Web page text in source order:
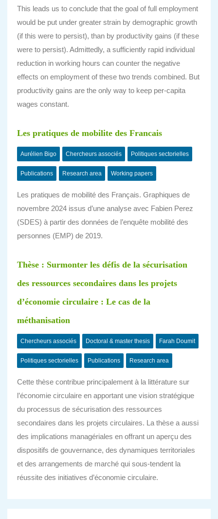
This leads us to conclude that the goal of full employment
would be put under greater strain by demographic growth
(if this were to persist), than by productivity gains (if these
were to persist). Admittedly, a sufficiently rapid individual
reduction in working hours can counter the negative
effects on employment of these two trends combined. But
productivity gains are the only way to keep per-capita
wages constant.
Les pratiques de mobilite des Francais
Aurélien Bigo Chercheurs associés Politiques sectorielles
Publications Research area Working papers
Les pratiques de mobilité des Français. Graphiques de
novembre 2024 issus d’une analyse avec Fabien Perez
(SDES) à partir des données de l’enquête mobilité des
personnes (EMP) de 2019.
Thèse : Surmonter les défis de la sécurisation
des ressources secondaires dans les projets
d’économie circulaire : Le cas de la
méthanisation
Chercheurs associés Doctoral & master thesis Farah Doumit
Politiques sectorielles Publications Research area
Cette thèse contribue principalement à la littérature sur
l’économie circulaire en apportant une vision stratégique
du processus de sécurisation des ressources
secondaires dans les projets circulaires. La thèse a aussi
des implications managériales en offrant un aperçu des
dispositifs de gouvernance, des dynamiques territoriales
et des arrangements de marché qui sous-tendent la
réussite des initiatives d’économie circulaire.